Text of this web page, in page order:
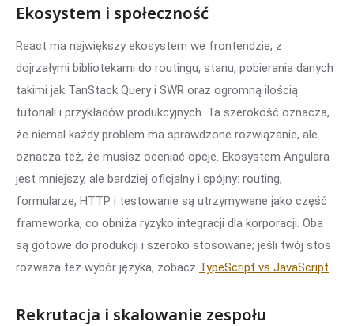
Ekosystem i społeczność
React ma największy ekosystem we frontendzie, z
dojrzałymi bibliotekami do routingu, stanu, pobierania danych
takimi jak TanStack Query i SWR oraz ogromną ilością
tutoriali i przykładów produkcyjnych. Ta szerokość oznacza,
że niemal każdy problem ma sprawdzone rozwiązanie, ale
oznacza też, że musisz oceniać opcje. Ekosystem Angulara
jest mniejszy, ale bardziej oficjalny i spójny: routing,
formularze, HTTP i testowanie są utrzymywane jako część
frameworka, co obniża ryzyko integracji dla korporacji. Oba
są gotowe do produkcji i szeroko stosowane; jeśli twój stos
rozważa też wybór języka, zobacz TypeScript vs JavaScript.
Rekrutacja i skalowanie zespołu